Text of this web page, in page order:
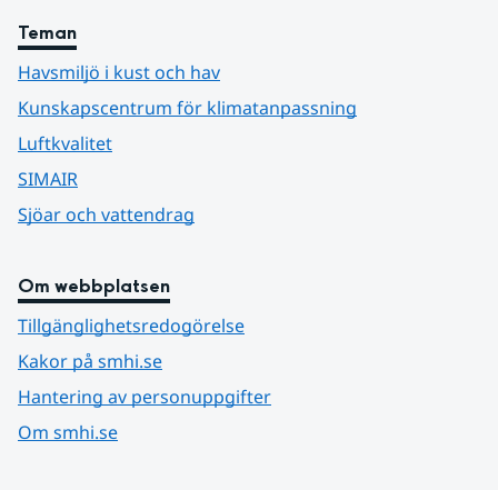
Teman
Havsmiljö i kust och hav
Kunskapscentrum för klimatanpassning
Luftkvalitet
SIMAIR
Sjöar och vattendrag
Om webbplatsen
Tillgänglighetsredogörelse
Kakor på smhi.se
Hantering av personuppgifter
Om smhi.se